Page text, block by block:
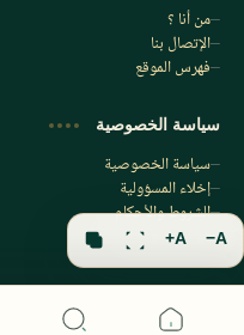
اشترك الآن
اشترك في قناتنا على تليجرام
من أنا ؟
الإتصال بنا
فهرس الموقع
سياسة الخصوصية
سياسة الخصوصية
إخلاء المسؤولية
الشروط والأحكام
فهرس الموقعA−
A+